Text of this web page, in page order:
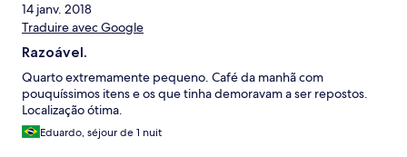
14 janv. 2018
Traduire avec Google
Razoável.
Quarto extremamente pequeno. Café da manhã com
pouquíssimos itens e os que tinha demoravam a ser repostos.
Localização ótima.
Eduardo, séjour de 1 nuit